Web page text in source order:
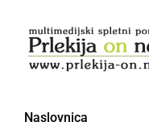
Naslovnica